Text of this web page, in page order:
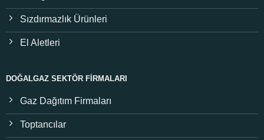
Sızdırmazlık Ürünleri
El Aletleri
DOĞALGAZ SEKTÖR FIRMALARI
Gaz Dağıtım Firmaları
Toptancılar